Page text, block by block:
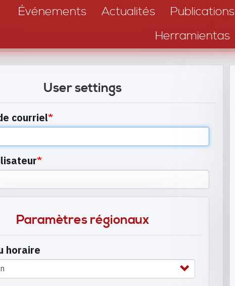
Événements Actualités Publications
Herramientas
User settings
courriel
Paramètres régionaux
horaire